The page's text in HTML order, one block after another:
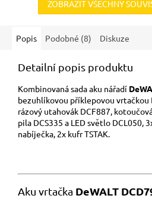
ZOBRAZIT VŠECHNY
Popis Podobné (8) Diskuze
Detailní popis produktu
Kombinovaná sada aku nářadí
bezuhlíkovou příklepovou vrtačkou
rázový utahovák DCF887,
pila DCS335 a LED světlo DCL050,
nabíječka, 2x kufr TSTAK.
Aku vrtačka DeWALT